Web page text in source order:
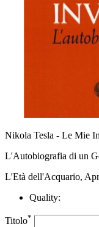
Nikola Tesla - Le Mie
L'Autobiografia di un
L'Età dell'Acquario,
Quality:
Titolo*